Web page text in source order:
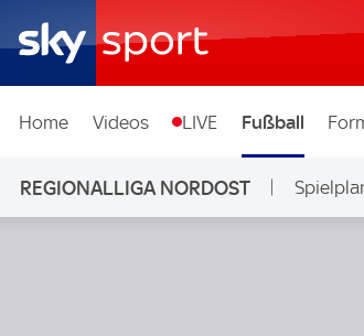
Home Videos LIVE Fußball
REGIONALLIGA NORDOST